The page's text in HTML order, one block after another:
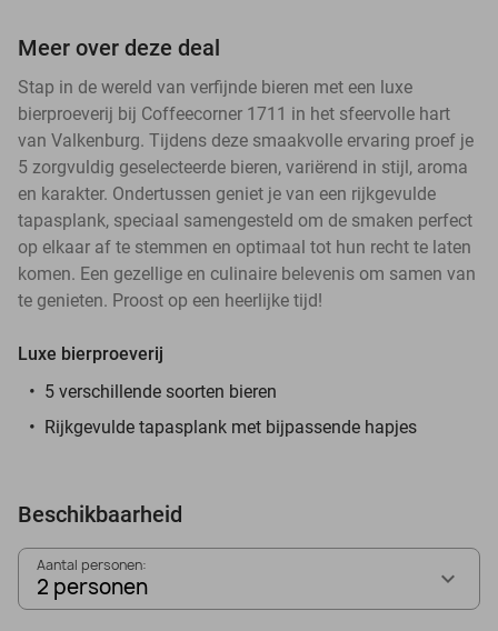
Meer over deze deal
Stap in de wereld van verfijnde bieren met een luxe
bierproeverij bij Coffeecorner 1711 in het sfeervolle hart
van Valkenburg. Tijdens deze smaakvolle ervaring proef je
5 zorgvuldig geselecteerde bieren, variërend in stijl, aroma
en karakter. Ondertussen geniet je van een rijkgevulde
tapasplank, speciaal samengesteld om de smaken perfect
op elkaar af te stemmen en optimaal tot hun recht te laten
komen. Een gezellige en culinaire belevenis om samen van
te genieten. Proost op een heerlijke tijd!
Luxe bierproeverij
5 verschillende soorten bieren
Rijkgevulde tapasplank met bijpassende hapjes
Beschikbaarheid
Aantal personen:
2 personen